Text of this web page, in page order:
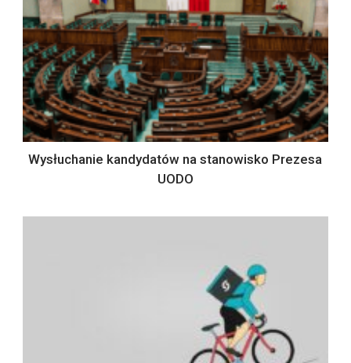
Wysłuchanie kandydatów na stanowisko Prezesa
UODO